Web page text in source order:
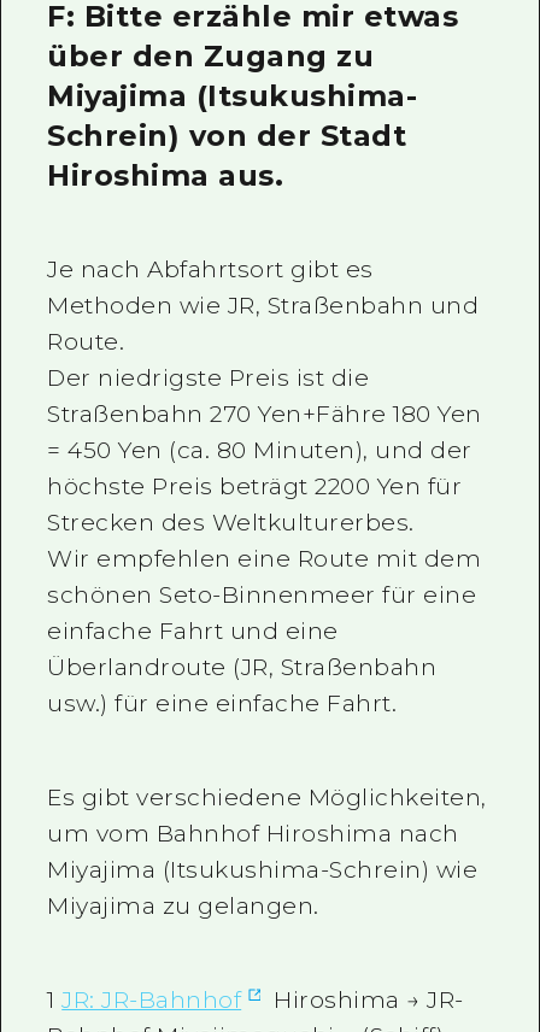
Videos von Hiroshima
FAQs
Foto-Download
F: Bitte erzähle mir etwas
über den Zugang zu
Miyajima (Itsukushima-
Schrein) von der Stadt
Hiroshima aus.
Je nach Abfahrtsort gibt es
Methoden wie JR, Straßenbahn und
Route.
Der niedrigste Preis ist die
Straßenbahn 270 Yen+Fähre 180 Yen
= 450 Yen (ca. 80 Minuten), und der
höchste Preis beträgt 2200 Yen für
Strecken des Weltkulturerbes.
Wir empfehlen eine Route mit dem
schönen Seto-Binnenmeer für eine
einfache Fahrt und eine
Überlandroute (JR, Straßenbahn
usw.) für eine einfache Fahrt.
Es gibt verschiedene Möglichkeiten,
um vom Bahnhof Hiroshima nach
Miyajima (Itsukushima-Schrein) wie
Miyajima zu gelangen.
1JR: JR-Bahnhof
Hiroshima → JR-